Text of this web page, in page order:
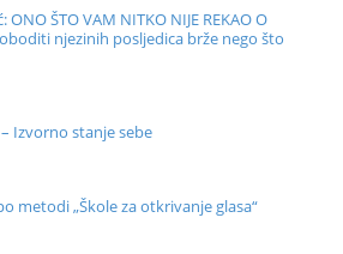
ŠTO VAM NITKO NIJE REKAO O
njezinih posljedica brže nego što
Izvorno stanje sebe
metodi „Škole za otkrivanje glasa“